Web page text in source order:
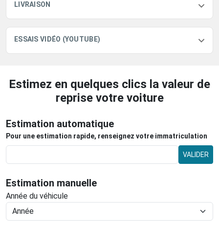
LIVRAISON
ESSAIS VIDÉO (YOUTUBE)
Estimez en quelques clics la valeur de
reprise votre voiture
Estimation automatique
Pour une estimation rapide, renseignez votre immatriculation
VALIDER
Estimation manuelle
Année du véhicule